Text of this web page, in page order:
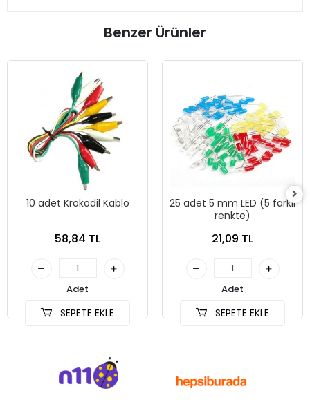
Benzer Ürünler
10 adet Krokodil Kablo
58,84 TL
Adet
SEPETE EKLE
25 adet 5 mm LED (5 farklı
renkte)
21,09 TL
Adet
SEPETE EKLE